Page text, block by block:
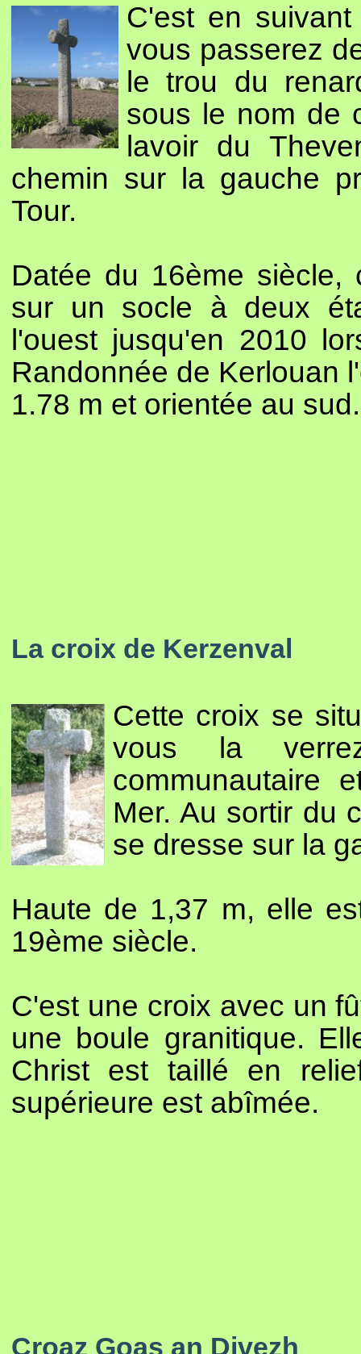
C'est en
vous passerez
le trou du
sous le nom de
lavoir du
chemin sur la gauche
Tour.
Datée du 16ème
sur un socle à deux
l'ouest jusqu'en 2010
Randonnée de Kerlouan
1.78 m et orientée au sud.
La croix de Kerzenval
Cette croix se
vous la
communautaire
Mer. Au sortir du
se dresse sur la
Haute de 1,37 m, elle
19ème siècle.
C'est une croix avec un
une boule granitique.
Christ est taillé en
supérieure est abîmée.
Croaz Goas an Divezh